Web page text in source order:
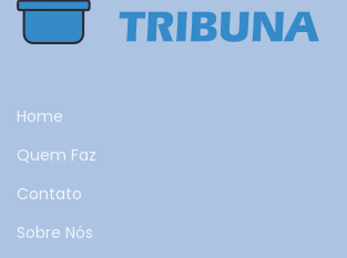
Home
Quem Faz
Contato
Sobre Nós